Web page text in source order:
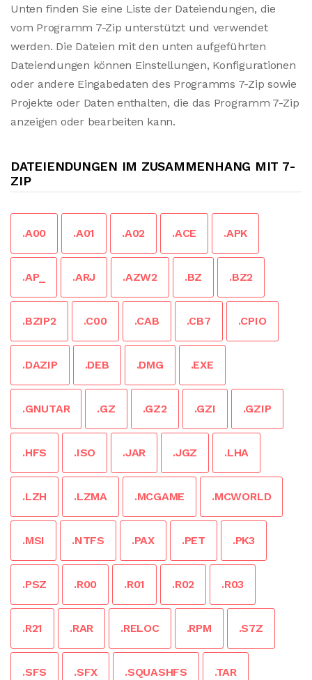
Unten finden Sie eine Liste der Dateiendungen, die
vom Programm 7-Zip unterstützt und verwendet
werden. Die Dateien mit den unten aufgeführten
Dateiendungen können Einstellungen, Konfigurationen
oder andere Eingabedaten des Programms 7-Zip sowie
Projekte oder Daten enthalten, die das Programm 7-Zip
anzeigen oder bearbeiten kann.
DATEIENDUNGEN IM ZUSAMMENHANG MIT 7-
ZIP
.A00 .A01 .A02 .ACE .APK
.AP_ .ARJ .AZW2 .BZ .BZ2
.BZIP2 .C00 .CAB .CB7 .CPIO
.DAZIP .DEB .DMG .EXE
.GNUTAR .GZ .GZ2 .GZI .GZIP
.HFS .ISO .JAR .JGZ .LHA
.LZH .LZMA .MCGAME .MCWORLD
.MSI .NTFS .PAX .PET .PK3
.PSZ .R00 .R01 .R02 .R03
.R21 .RAR .RELOC .RPM .S7Z
.SFS .SFX .SQUASHFS .TAR